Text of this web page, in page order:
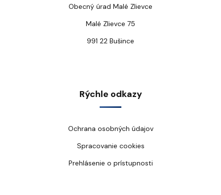
Obecný úrad Malé Zlievce
Malé Zlievce 75
991 22 Bušince
Rýchle odkazy
Ochrana osobných údajov
Spracovanie cookies
Prehlásenie o prístupnosti